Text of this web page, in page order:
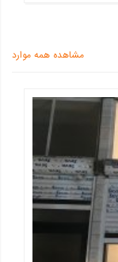
مشاهده همه موارد